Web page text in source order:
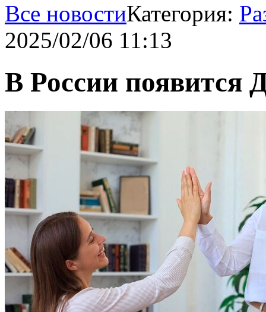
Все новостиКатегория:
2025/02/06 11:13
В России появится